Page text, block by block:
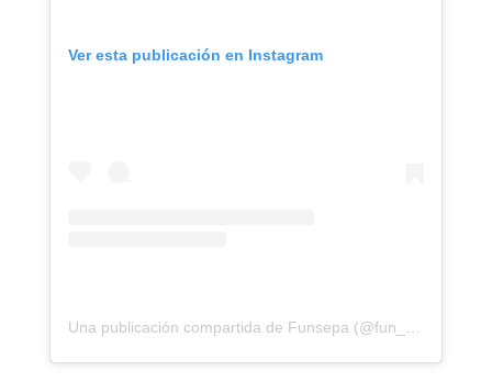
Ver esta publicación en Instagram
Una publicación compartida de Funsepa (@fun_sepa)